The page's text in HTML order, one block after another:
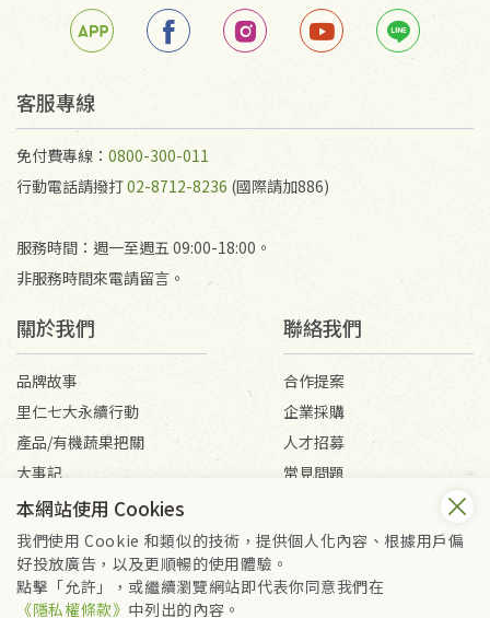
客服專線
免付費專線： 0800-300-011
行動電話請撥打02-8712-8236 (國際請加886)
服務時間：週一至週五 09:00-18:00。
非服務時間來電請留言。
關於我們
品牌故事
里仁七大永續行動
產品/有機蔬果把關
大事記
媒體報導
聯絡我們
合作提案
企業採購
人才招募
常見問題
會員服務條款
隱私權政策
Copyright © 2026 里仁事業股份有限公司(統編：16301262) /
本網站使用 Cookies
我們使用 Cookie 和類似的技術，提供個人化內容、根據用戶偏
好投放廣告，以及更順暢的使用體驗。
點擊「允許」，或繼續瀏覽網站即代表你同意我們在
《隱私權條款》 中列出的內容。